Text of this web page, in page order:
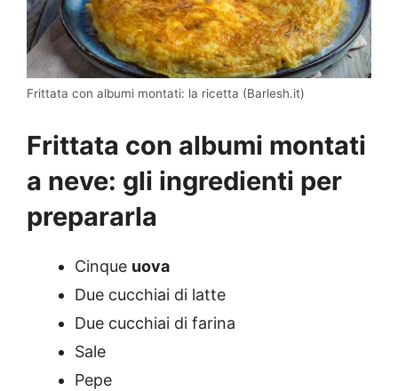
Frittata con albumi montati: la ricetta (Barlesh.it)
Frittata con albumi montati
a neve: gli ingredienti per
prepararla
Cinque uova
Due cucchiai di latte
Due cucchiai di farina
Sale
Pepe